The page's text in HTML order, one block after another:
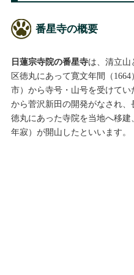
番星寺の概要
日蓮宗寺院の番星寺は、清立山
区徳丸にあって寛文年間（1664
市）から寺号・山号を受けてい
から菅沢新田の開発がなされ、
徳丸にあった寺院を当地へ移建
年寂）が開山したといいます。